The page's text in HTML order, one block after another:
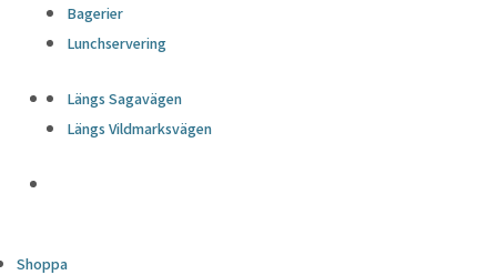
Bagerier
Lunchservering
Längs Sagavägen
Längs Vildmarksvägen
Shoppa